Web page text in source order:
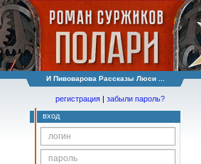
И Пивоварова Рассказы Люси ...
регистрация | забыли пароль?
вход